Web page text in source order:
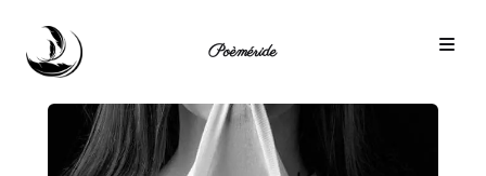
Poèméride